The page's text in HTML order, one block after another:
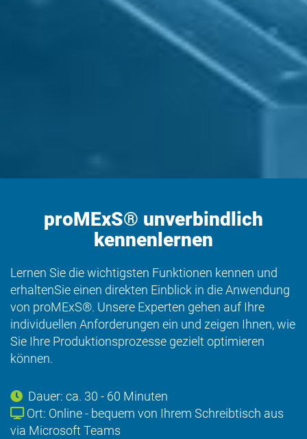
proMExS® unverbindlich
kennenlernen
Lernen Sie die wichtigsten Funktionen kennen und
erhaltenSie einen direkten Einblick in die Anwendung
von proMExS®. Unsere Experten gehen auf Ihre
individuellen Anforderungen ein und zeigen Ihnen, wie
Sie Ihre Produktionsprozesse gezielt optimieren
können.
Dauer: ca. 30 - 60 Minuten
Ort: Online - bequem von Ihrem Schreibtisch aus
via Microsoft Teams